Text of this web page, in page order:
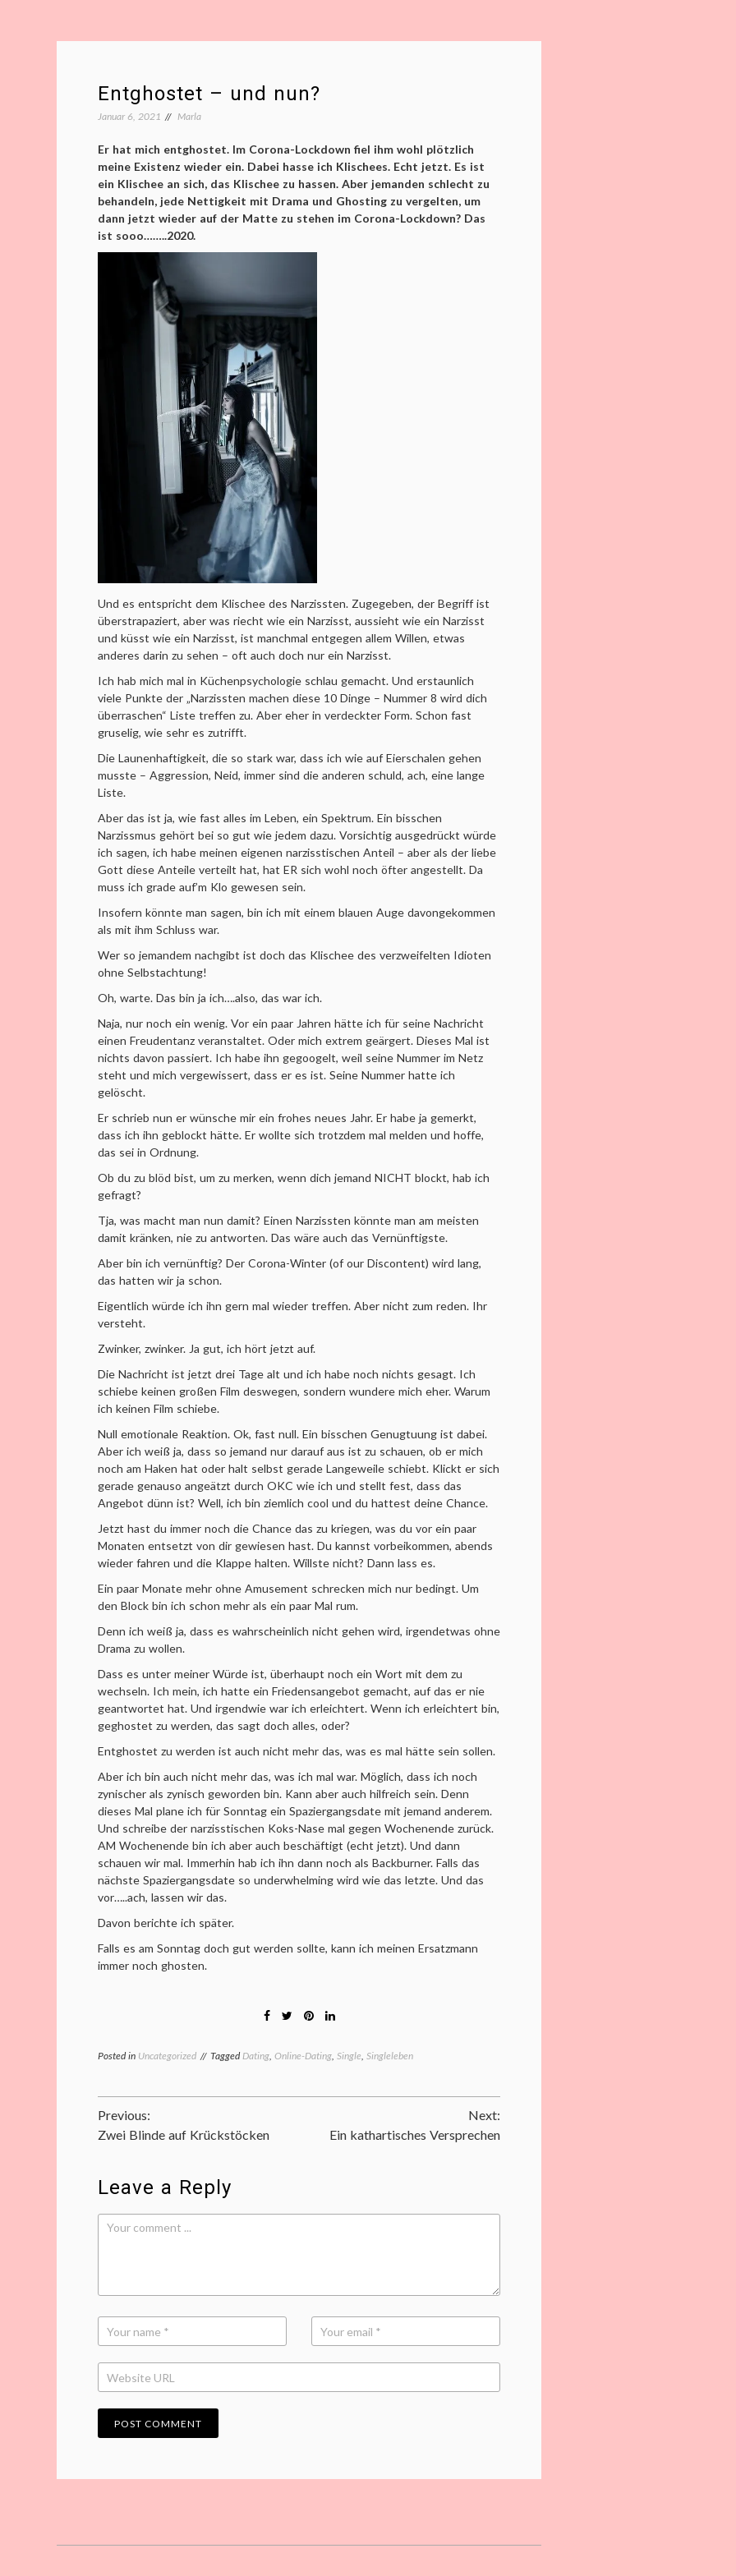
Entghostet – und nun?
Januar 6, 2021 Marla
Er hat mich entghostet. Im Corona-Lockdown fiel ihm wohl plötzlich
meine Existenz wieder ein. Dabei hasse ich Klischees. Echt jetzt. Es ist
ein Klischee an sich, das Klischee zu hassen. Aber jemanden schlecht zu
behandeln, jede Nettigkeit mit Drama und Ghosting zu vergelten, um
dann jetzt wieder auf der Matte zu stehen im Corona-Lockdown? Das
ist sooo……..2020.
Und es entspricht dem Klischee des Narzissten. Zugegeben, der Begriff ist
überstrapaziert, aber was riecht wie ein Narzisst, aussieht wie ein Narzisst
und küsst wie ein Narzisst, ist manchmal entgegen allem Willen, etwas
anderes darin zu sehen – oft auch doch nur ein Narzisst.
Ich hab mich mal in Küchenpsychologie schlau gemacht. Und erstaunlich
viele Punkte der „Narzissten machen diese 10 Dinge – Nummer 8 wird dich
überraschen“ Liste treffen zu. Aber eher in verdeckter Form. Schon fast
gruselig, wie sehr es zutrifft.
Die Launenhaftigkeit, die so stark war, dass ich wie auf Eierschalen gehen
musste – Aggression, Neid, immer sind die anderen schuld, ach, eine lange
Liste.
Aber das ist ja, wie fast alles im Leben, ein Spektrum. Ein bisschen
Narzissmus gehört bei so gut wie jedem dazu. Vorsichtig ausgedrückt würde
ich sagen, ich habe meinen eigenen narzisstischen Anteil – aber als der liebe
Gott diese Anteile verteilt hat, hat ER sich wohl noch öfter angestellt. Da
muss ich grade auf’m Klo gewesen sein.
Insofern könnte man sagen, bin ich mit einem blauen Auge davongekommen
als mit ihm Schluss war.
Wer so jemandem nachgibt ist doch das Klischee des verzweifelten Idioten
ohne Selbstachtung!
Oh, warte. Das bin ja ich….also, das war ich.
Naja, nur noch ein wenig. Vor ein paar Jahren hätte ich für seine Nachricht
einen Freudentanz veranstaltet. Oder mich extrem geärgert. Dieses Mal ist
nichts davon passiert. Ich habe ihn gegoogelt, weil seine Nummer im Netz
steht und mich vergewissert, dass er es ist. Seine Nummer hatte ich
gelöscht.
Er schrieb nun er wünsche mir ein frohes neues Jahr. Er habe ja gemerkt,
dass ich ihn geblockt hätte. Er wollte sich trotzdem mal melden und hoffe,
das sei in Ordnung.
Ob du zu blöd bist, um zu merken, wenn dich jemand NICHT blockt, hab ich
gefragt?
Tja, was macht man nun damit? Einen Narzissten könnte man am meisten
damit kränken, nie zu antworten. Das wäre auch das Vernünftigste.
Aber bin ich vernünftig? Der Corona-Winter (of our Discontent) wird lang,
das hatten wir ja schon.
Eigentlich würde ich ihn gern mal wieder treffen. Aber nicht zum reden. Ihr
versteht.
Zwinker, zwinker. Ja gut, ich hört jetzt auf.
Die Nachricht ist jetzt drei Tage alt und ich habe noch nichts gesagt. Ich
schiebe keinen großen Film deswegen, sondern wundere mich eher. Warum
ich keinen Film schiebe.
Null emotionale Reaktion. Ok, fast null. Ein bisschen Genugtuung ist dabei.
Aber ich weiß ja, dass so jemand nur darauf aus ist zu schauen, ob er mich
noch am Haken hat oder halt selbst gerade Langeweile schiebt. Klickt er sich
gerade genauso angeätzt durch OKC wie ich und stellt fest, dass das
Angebot dünn ist? Well, ich bin ziemlich cool und du hattest deine Chance.
Jetzt hast du immer noch die Chance das zu kriegen, was du vor ein paar
Monaten entsetzt von dir gewiesen hast. Du kannst vorbeikommen, abends
wieder fahren und die Klappe halten. Willste nicht? Dann lass es.
Ein paar Monate mehr ohne Amusement schrecken mich nur bedingt. Um
den Block bin ich schon mehr als ein paar Mal rum.
Denn ich weiß ja, dass es wahrscheinlich nicht gehen wird, irgendetwas ohne
Drama zu wollen.
Dass es unter meiner Würde ist, überhaupt noch ein Wort mit dem zu
wechseln. Ich mein, ich hatte ein Friedensangebot gemacht, auf das er nie
geantwortet hat. Und irgendwie war ich erleichtert. Wenn ich erleichtert bin,
geghostet zu werden, das sagt doch alles, oder?
Entghostet zu werden ist auch nicht mehr das, was es mal hätte sein sollen.
Aber ich bin auch nicht mehr das, was ich mal war. Möglich, dass ich noch
zynischer als zynisch geworden bin. Kann aber auch hilfreich sein. Denn
dieses Mal plane ich für Sonntag ein Spaziergangsdate mit jemand anderem.
Und schreibe der narzisstischen Koks-Nase mal gegen Wochenende zurück.
AM Wochenende bin ich aber auch beschäftigt (echt jetzt). Und dann
schauen wir mal. Immerhin hab ich ihn dann noch als Backburner. Falls das
nächste Spaziergangsdate so underwhelming wird wie das letzte. Und das
vor…..ach, lassen wir das.
Davon berichte ich später.
Falls es am Sonntag doch gut werden sollte, kann ich meinen Ersatzmann
immer noch ghosten.
Posted in Uncategorized TaggedDating, Online-Dating, Single, Singleleben
Beitragsnavigation
Previous:
Zwei Blinde auf Krückstöcken
Next:
Ein kathartisches Versprechen
Leave a Reply